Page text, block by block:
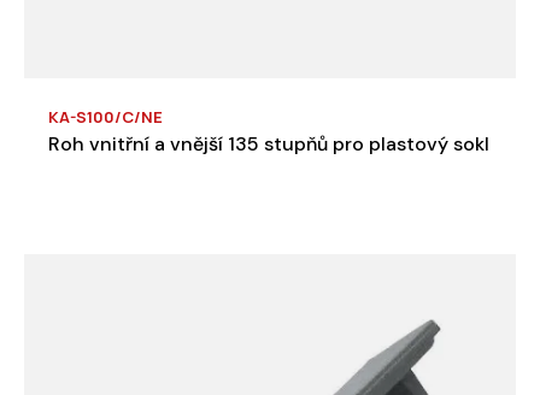
KA-S100/C/NE
Roh vnitřní a vnější 135 stupňů pro plastový sokl